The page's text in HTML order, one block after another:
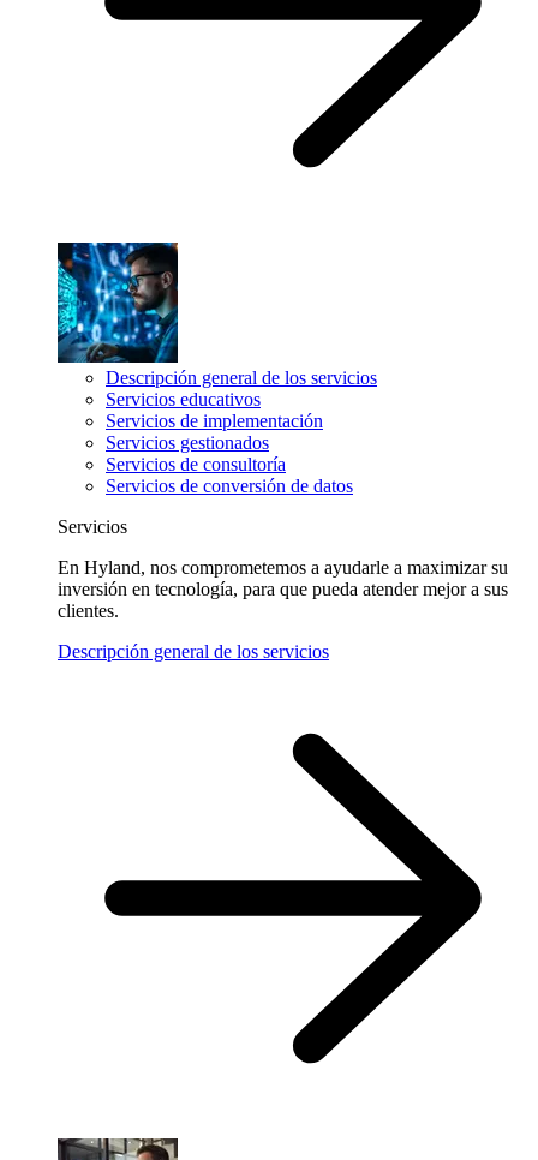
Descripción general de los servicios
Servicios educativos
Servicios de implementación
Servicios gestionados
Servicios de consultoría
Servicios de conversión de datos
Servicios
En Hyland, nos comprometemos a ayudarle a maximizar su
inversión en tecnología, para que pueda atender mejor a sus
clientes.
Descripción general de los servicios